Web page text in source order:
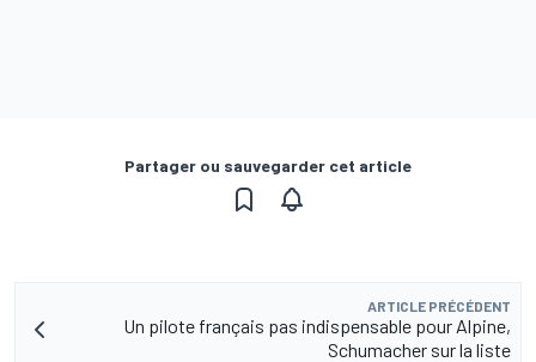
Partager ou sauvegarder cet article
ARTICLE PRÉCÉDENT
Un pilote français pas indispensable pour Alpine,
Schumacher sur la liste